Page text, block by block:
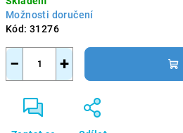
cena:
Možnosti doručení
Kód: 31276
+
−